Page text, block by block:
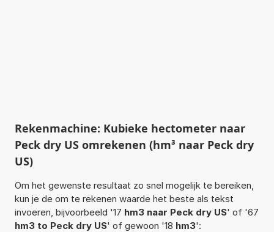
Rekenmachine: Kubieke hectometer naar
Peck dry US omrekenen (hm³ naar Peck dry
US)
Om het gewenste resultaat zo snel mogelijk te bereiken,
kun je de om te rekenen waarde het beste als tekst
invoeren, bijvoorbeeld '17 hm3 naar Peck dry US' of '67
hm3 to Peck dry US' of gewoon '18 hm3':